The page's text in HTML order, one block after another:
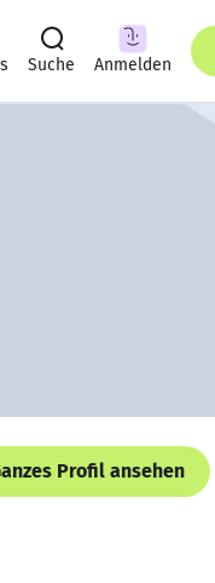
Suche Anmelden
Profil ansehen